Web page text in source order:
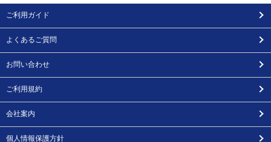
ご利用ガイド
よくあるご質問
お問い合わせ
ご利用規約
会社案内
個人情報保護方針